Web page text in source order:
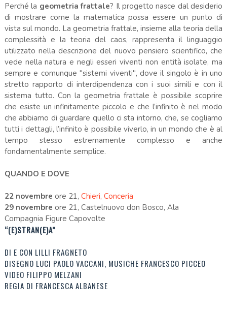
Perché la geometria frattale? Il progetto nasce dal desiderio
di mostrare come la matematica possa essere un punto di
vista sul mondo. La geometria frattale, insieme alla teoria della
complessità e la teoria del caos, rappresenta il linguaggio
utilizzato nella descrizione del nuovo pensiero scientifico, che
vede nella natura e negli esseri viventi non entità isolate, ma
sempre e comunque "sistemi viventi", dove il singolo è in uno
stretto rapporto di interdipendenza con i suoi simili e con il
sistema tutto. Con la geometria frattale è possibile scoprire
che esiste un infinitamente piccolo e che l’infinito è nel modo
che abbiamo di guardare quello ci sta intorno, che, se cogliamo
tutti i dettagli, l’infinito è possibile viverlo, in un mondo che è al
tempo stesso estremamente complesso e anche
fondamentalmente semplice.
QUANDO E DOVE
22 novembre ore 21, Chieri, Conceria
29 novembre ore 21, Castelnuovo don Bosco, Ala
Compagnia Figure Capovolte
“(E)STRAN(E)A”
DI E CON LILLI FRAGNETO
DISEGNO LUCI PAOLO VACCANI, MUSICHE FRANCESCO PICCEO
VIDEO FILIPPO MELZANI
REGIA DI FRANCESCA ALBANESE